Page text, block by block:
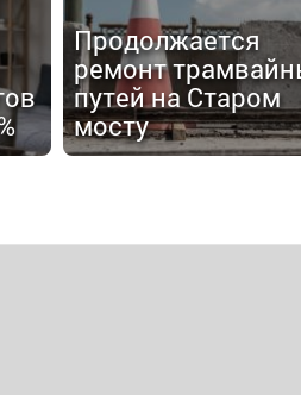
Продолжается
ремонт
путей на Старом
мосту